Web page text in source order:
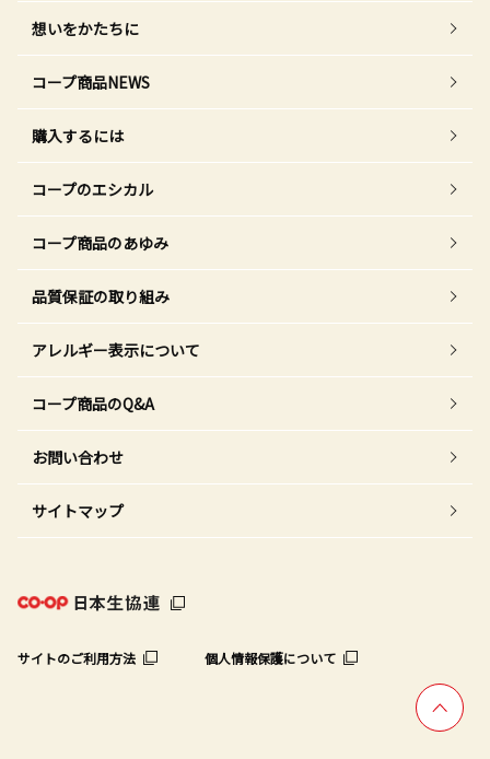
想いをかたちに
コープ商品NEWS
購入するには
コープのエシカル
コープ商品のあゆみ
品質保証の取り組み
アレルギー表示について
コープ商品のQ&A
お問い合わせ
サイトマップ
サイトのご利用方法 個人情報保護について